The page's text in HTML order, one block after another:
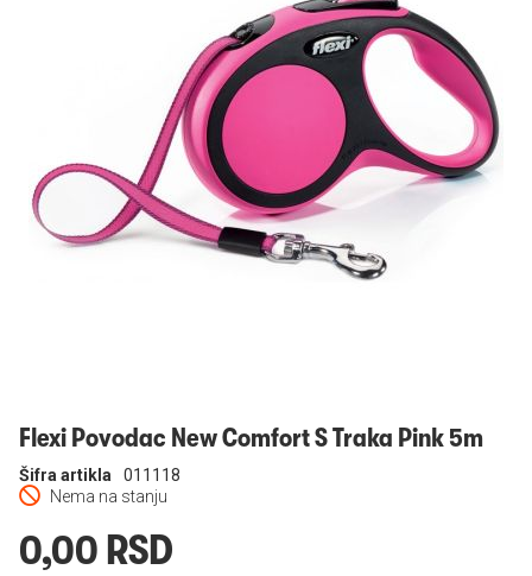
Flexi Povodac New Comfort S Traka Pink 5m
Nema na stanju
Šifra artikla 011118
0,00 RSD